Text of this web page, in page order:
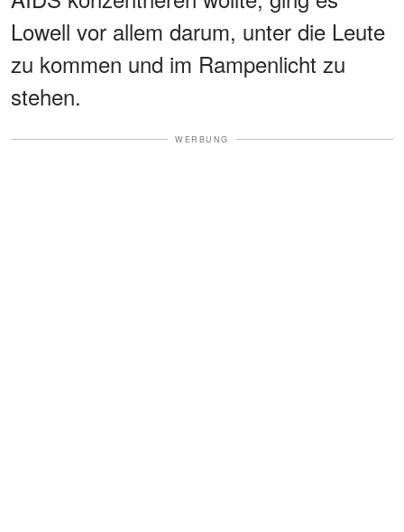
Lowell vor allem darum, unter die Leute
zu kommen und im Rampenlicht zu
stehen.
WERBUNG